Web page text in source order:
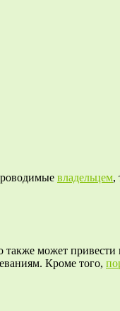
владельцем,
может привести
Кроме того,